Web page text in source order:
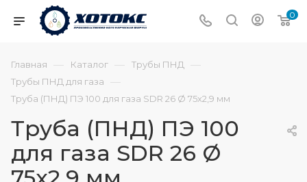
0
Главная — Каталог — Трубы ПНД —
Трубы ПНД для газа —
Труба (ПНД) ПЭ 100 для газа SDR 26 Ø 75х2,9 мм
Труба (ПНД) ПЭ 100
для газа SDR 26 Ø